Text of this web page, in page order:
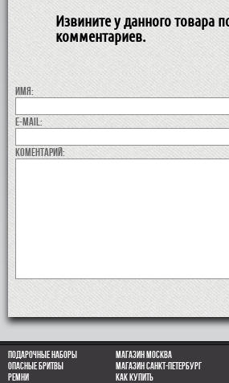
Извините у данного товара
комментариев.
Имя:
E-MAIL:
коментарий:
Подарочные наборы
Опасные бритвы
Ремни
Магазин Москва
Магазин Санкт-Петербург
Как купить